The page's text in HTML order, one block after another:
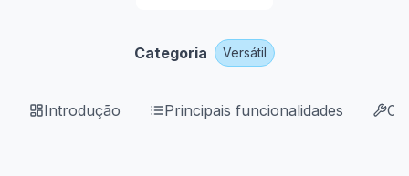
Categoria Versátil
Introdução Principais funcionalidades